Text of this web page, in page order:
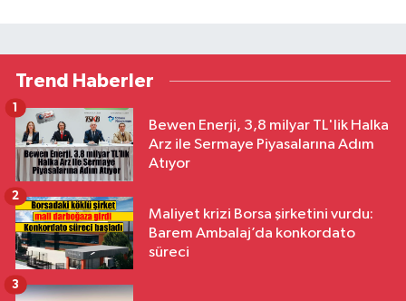
Trend Haberler
Bewen Enerji, 3,8 milyar TL'lik Halka
Arz ile Sermaye Piyasalarına Adım
Atıyor
1
Maliyet krizi Borsa şirketini vurdu:
Barem Ambalaj’da konkordato
süreci
2
3